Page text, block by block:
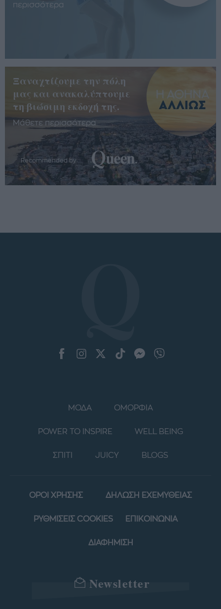
περισσότερα
Ξαναχτίζουμε την πόλη
μας και ανακαλύπτουμε
τη βιώσιμη εκδοχή της.
Μάθετε περισσότερα
Recommended by
ΜΟΔΑ ΟΜΟΡΦΙΑ
POWER TO INSPIRE WELL BEING
ΣΠΙΤΙ JUICY BLOGS
ΟΡΟΙ ΧΡΗΣΗΣ ΔΗΛΩΣΗ ΕΧΕΜΥΘΕΙΑΣ
ΡΥΘΜΙΣΕΙΣ COOKIES ΕΠΙΚΟΙΝΩΝΙΑ
ΔΙΑΦΗΜΙΣΗ
Newsletter